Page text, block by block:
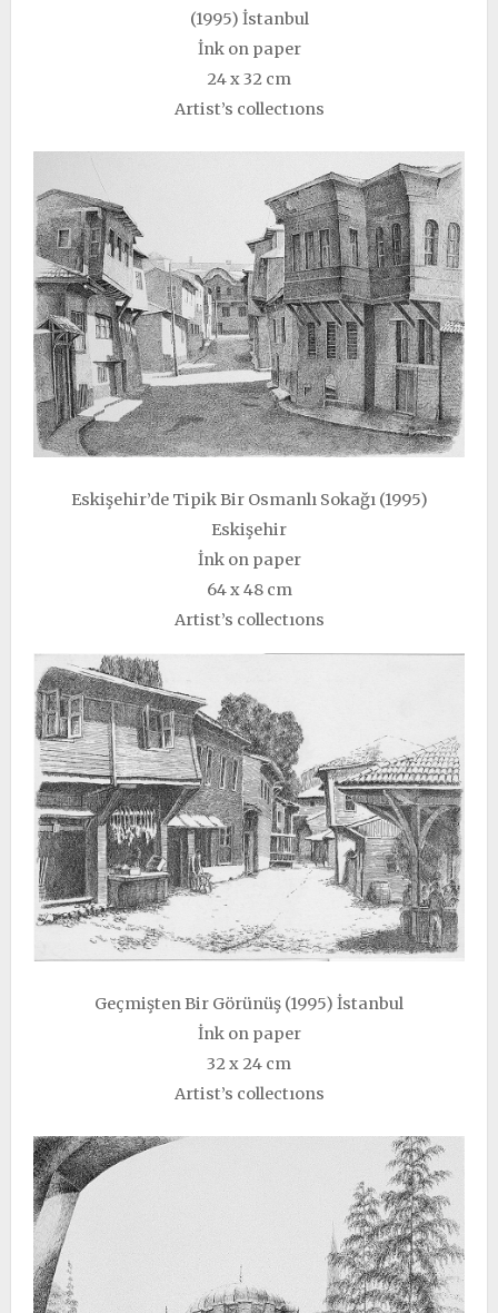
(1995) İstanbul
İnk on paper
24 x 32 cm
Artist’s collectıons
Eskişehir’de Tipik Bir Osmanlı Sokağı (1995)
Eskişehir
İnk on paper
64 x 48 cm
Artist’s collectıons
Geçmişten Bir Görünüş (1995) İstanbul
İnk on paper
32 x 24 cm
Artist’s collectıons